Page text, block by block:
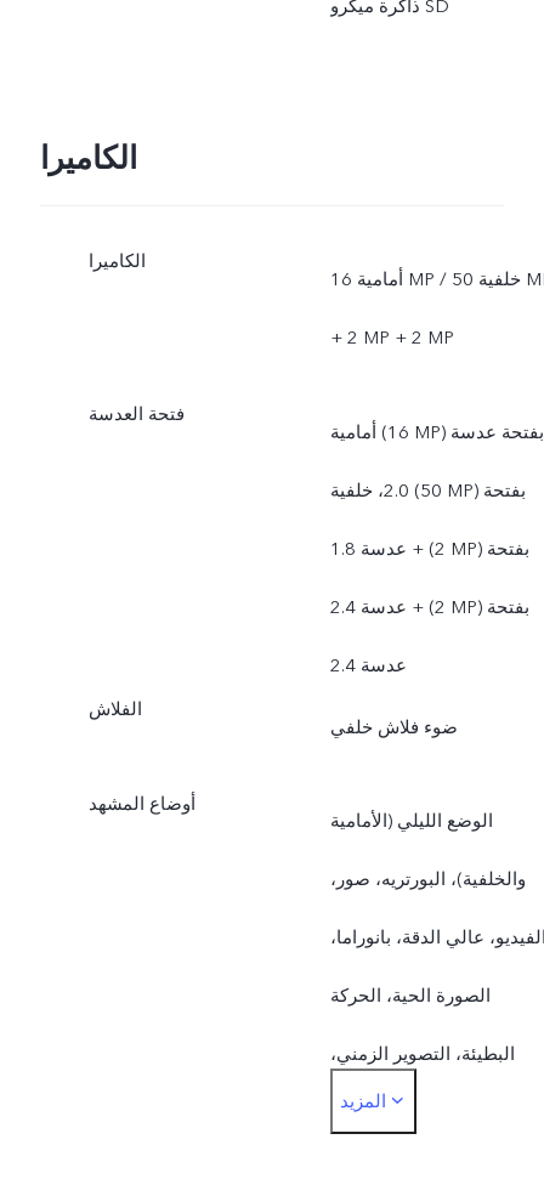
ذاكرة ميكرو SD
الكاميرا
الكاميرا
أمامية 16 MP / خلفية 50 MP
+ 2 MP + 2 MP
فتحة العدسة
أمامية (16 MP) بفتحة عدسة
2.0، خلفية (50 MP) بفتحة
عدسة 1.8 + (2 MP) بفتحة
عدسة 2.4 + (2 MP) بفتحة
عدسة 2.4
الفلاش
ضوء فلاش خلفي
أوضاع المشهد
الوضع الليلي (الأمامية
والخلفية)، البورتريه، صور،
عالي الدقة، بانوراما،
الصورة الحية، الحركة
البطيئة، التصوير الزمني،
التصوير الاحترافي،
المزيد